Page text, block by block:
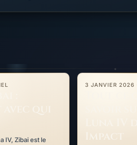
IV, Zibai est le
et avec qui la jouer ?
3 JANVIER 2026
Impact
Tout ce qu’il faut